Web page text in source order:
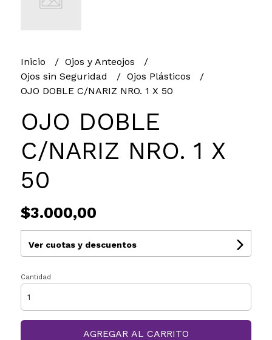
Inicio
Ojos y Anteojos
Ojos sin Seguridad
Ojos Plásticos
OJO DOBLE C/NARIZ NRO. 1 X 50
OJO DOBLE
C/NARIZ NRO. 1 X
50
$3.000,00
Ver cuotas y descuentos
Cantidad
AGREGAR AL CARRITO